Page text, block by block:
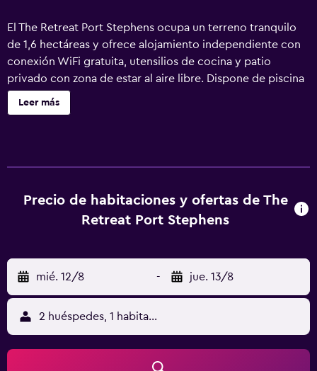
El The Retreat Port Stephens ocupa un terreno tranquilo
de 1,6 hectáreas y ofrece alojamiento independiente con
conexión WiFi gratuita, utensilios de cocina y patio
privado con zona de estar al aire libre. Dispone de piscina
al aire libre, zona de barbacoa y sala de juegos. Todos los
alojamientos disponen de cocina totalmente equipada
Anna Bay, que ofrece acceso a las dunas de arena de la
playa de Stockton. La playa de 1,6 km está a 7 minutos en
Leer más
Precio de habitaciones y ofertas de The
Retreat Port Stephens
mié. 12/8 - jue. 13/8
2 huéspedes, 1 habitación